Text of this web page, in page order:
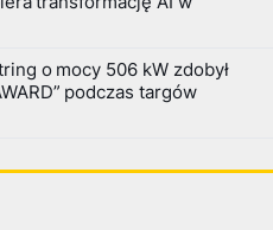
o mocy 506 kW zdobył
podczas targów